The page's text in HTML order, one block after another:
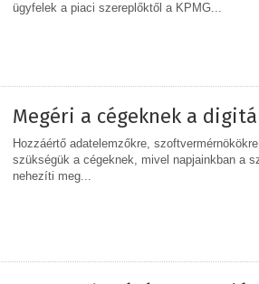
ügyfelek a piaci szereplőktől a KPMG...
Megéri a cégeknek a
Hozzáértő adatelemzőkre,
szükségük a cégeknek, mivel napjainkban a
nehezíti meg...